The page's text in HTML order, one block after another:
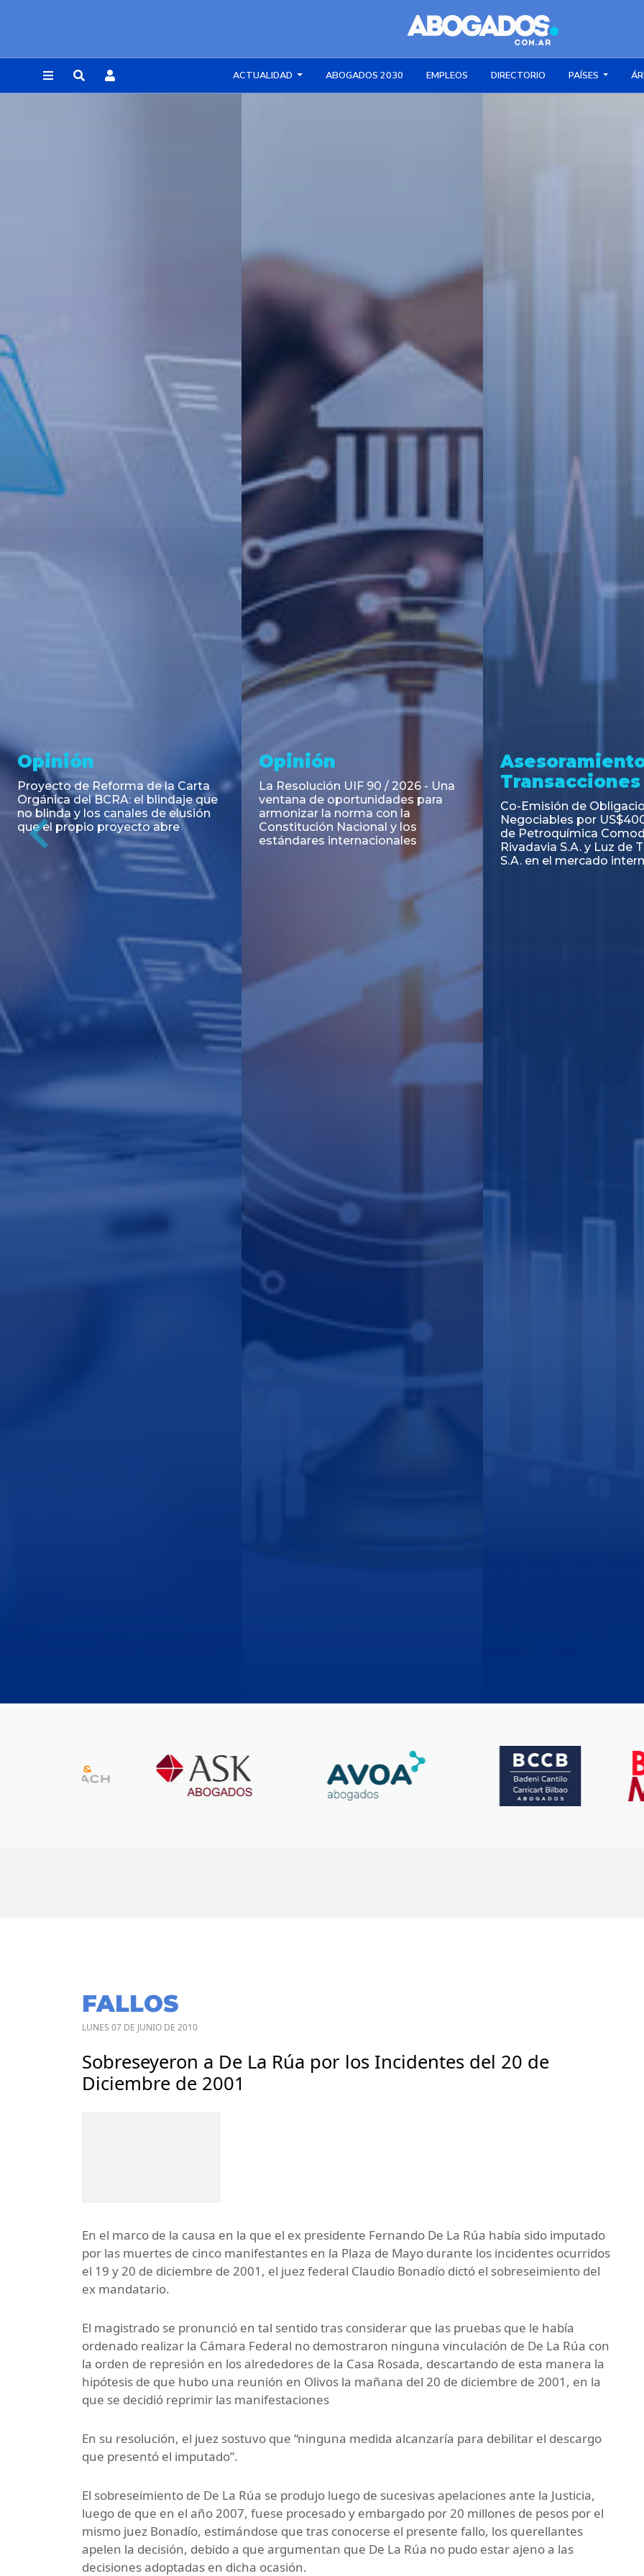
ACTUALIDAD ABOGADOS 2030 EMPLEOS DIRECTORIO PAÍSES
Noticia
RESOLUCIÓN 271/2026 de la
SECRETARIA DE COORDINACIÓN
DE PRODUCCIÓN: Actualización y
unificación de las advertencias
obligatorias en la publicidad de
juegos y apuestas en...
Asesoramiento y
Transacciones
Emisión de Obligaciones
Negociables Clase E de Central
Puerto S.A. por un Valor Nominal
de U$S 98.897.303
Transacciones
PAGBAM asesoró a
autorización para la
de los Certificados de
del Fideicomiso
Inmobiliario "Espacio
Previous
FALLOS
LUNES 07 DE JUNIO DE 2010
Sobreseyeron a De La Rúa por los Incidentes del 20 de
Diciembre de 2001
En el marco de la causa en la que el ex presidente Fernando De La Rúa había sido imputado
por las muertes de cinco manifestantes en la Plaza de Mayo durante los incidentes ocurridos
el 19 y 20 de diciembre de 2001, el juez federal Claudio Bonadío dictó el sobreseimiento del
ex mandatario.
El magistrado se pronunció en tal sentido tras considerar que las pruebas que le había
ordenado realizar la Cámara Federal no demostraron ninguna vinculación de De La Rúa con
la orden de represión en los alrededores de la Casa Rosada, descartando de esta manera la
hipótesis de que hubo una reunión en Olivos la mañana del 20 de diciembre de 2001, en la
que se decidió reprimir las manifestaciones
En su resolución, el juez sostuvo que “ninguna medida alcanzaría para debilitar el descargo
que presentó el imputado”.
El sobreseimiento de De La Rúa se produjo luego de sucesivas apelaciones ante la Justicia,
luego de que en el año 2007, fuese procesado y embargado por 20 millones de pesos por el
mismo juez Bonadío, estimándose que tras conocerse el presente fallo, los querellantes
apelen la decisión, debido a que argumentan que De La Rúa no pudo estar ajeno a las
decisiones adoptadas en dicha ocasión.